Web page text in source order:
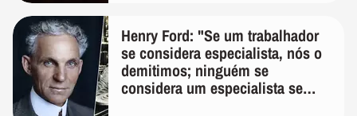
Henry Ford: "Se um trabalhador
se considera especialista, nós o
demitimos; ninguém se
considera um especialista se